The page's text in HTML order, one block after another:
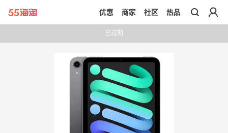
带你去官网买正品
优惠 商家 社区 热品
已过期